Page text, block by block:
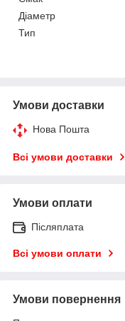
Діаметр
Тип
Умови доставки
Нова Пошта
Всі умови доставки
Умови оплати
Післяплата
Всі умови оплати
Умови повернення